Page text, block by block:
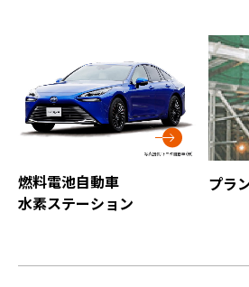
燃料電池自動車
水素ステーション
プラ